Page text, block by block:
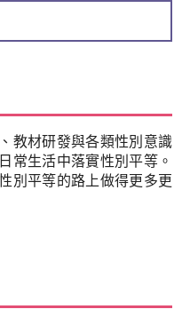
教材研發與各類性別意識
常生活中落實性別平等。
別平等的路上做得更多更